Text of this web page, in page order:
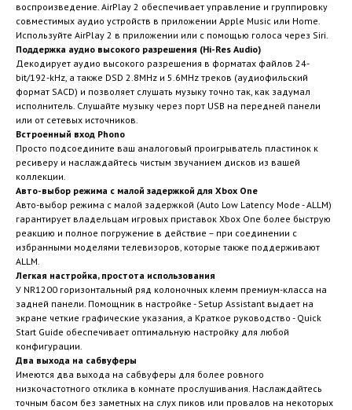
воспроизведение. AirPlay 2 обеспечивает управление и группировку
совместимых аудио устройств в приложении Apple Music или Home.
Используйте AirPlay 2 в приложении или с помощью голоса через Siri.
Поддержка аудио высокого разрешения (Hi-Res Audio)
Декодирует аудио высокого разрешения в форматах файлов 24-
bit/192-kHz, а также DSD 2.8MHz и 5.6MHz треков (аудиофильский
формат SACD) и позволяет слушать музыку точно так, как задумал
исполнитель. Слушайте музыку через порт USB на передней панели
или от сетевых источников.
Встроенный вход Phono
Просто подсоедините ваш аналоговый проигрыватель пластинок к
ресиверу и наслаждайтесь чистым звучанием дисков из вашей
коллекции.
Авто-выбор режима с малой задержкой для Xbox One
Авто-выбор режима с малой задержкой (Auto Low Latency Mode - ALLM)
гарантирует владельцам игровых приставок Xbox One более быструю
реакцию и полное погружение в действие – при соединении с
избранными моделями телевизоров, которые также поддерживают
ALLM.
Легкая настройка, простота использования
У NR1200 горизонтальный ряд колоночных клемм премиум-класса на
задней панели. Помощник в настройке - Setup Assistant выдает на
экране четкие графические указания, а Краткое руководство - Quick
Start Guide обеспечивает оптимальную настройку для любой
конфигурации.
Два выхода на сабвуферы
Имеются два выхода на сабвуферы для более ровного
низкочастотного отклика в комнате прослушивания. Наслаждайтесь
точным басом без заметных на слух пиков или провалов на некоторых